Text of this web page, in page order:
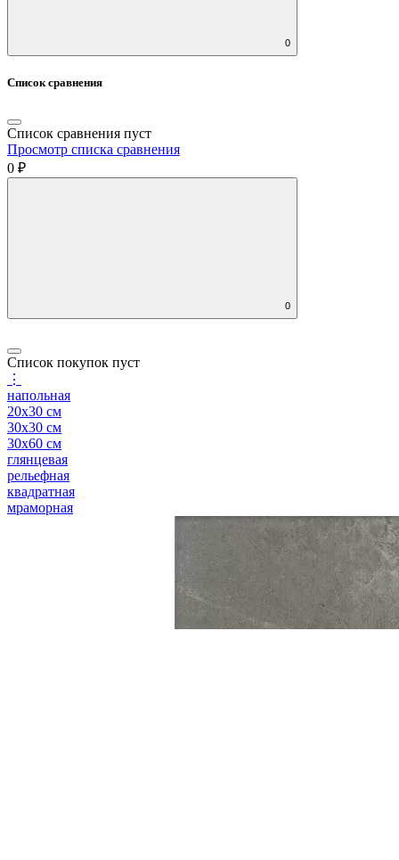
0
Список сравнения
Список сравнения пуст
Просмотр списка сравнения
0 ₽
0
Список покупок пуст
⋮
напольная
20x30 см
30x30 см
30x60 см
глянцевая
рельефная
квадратная
мраморная